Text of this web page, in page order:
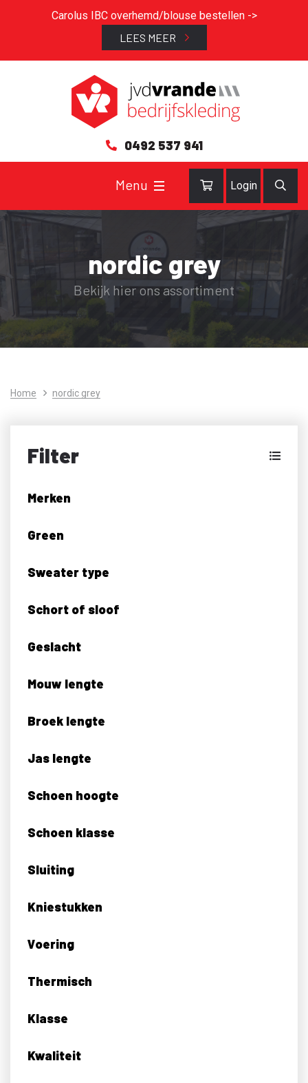
Carolus IBC overhemd/blouse bestellen ->
LEES MEER
0492 537 941
Login
nordic grey
Bekijk hier ons assortiment
Home nordic grey
Filter
Merken
Green
Sweater type
Schort of sloof
Geslacht
Mouw lengte
Broek lengte
Jas lengte
Schoen hoogte
Schoen klasse
Sluiting
Kniestukken
Voering
Thermisch
Klasse
Kwaliteit